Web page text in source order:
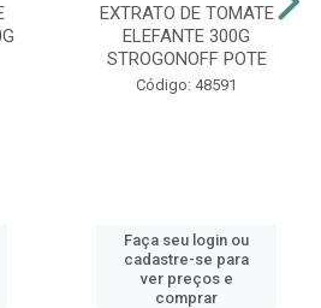
EXTRATO DE TOMATE
ELEFANTE 300G
STROGONOFF POTE
Código: 48591
Faça seu login ou
cadastre-se para
ver preços e
comprar